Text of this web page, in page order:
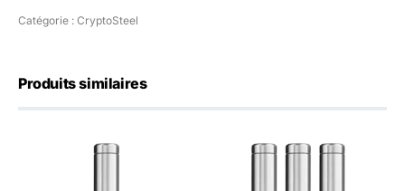
Catégorie : CryptoSteel
Produits similaires